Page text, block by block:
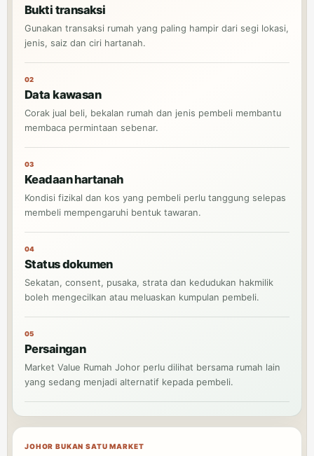
Bukti transaksi
Gunakan transaksi rumah yang paling hampir dari segi lokasi,
jenis, saiz dan ciri hartanah.
02
Data kawasan
Corak jual beli, bekalan rumah dan jenis pembeli membantu
membaca permintaan sebenar.
03
Keadaan hartanah
Kondisi fizikal dan kos yang pembeli perlu tanggung selepas
membeli mempengaruhi bentuk tawaran.
04
Status dokumen
Sekatan, consent, pusaka, strata dan kedudukan hakmilik
boleh mengecilkan atau meluaskan kumpulan pembeli.
05
Persaingan
Market Value Rumah Johor perlu dilihat bersama rumah lain
yang sedang menjadi alternatif kepada pembeli.
JOHOR BUKAN SATU MARKET